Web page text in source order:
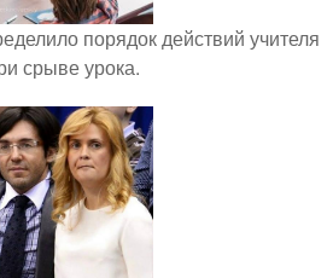
порядок действий учителя
срыве урока.